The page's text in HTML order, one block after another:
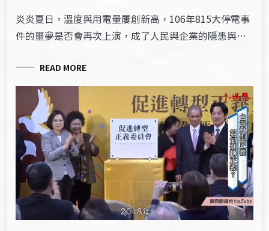
炎炎夏日，溫度與用電量屢創新高，106年815大停電事
件的噩夢是否會再次上演，成了人民與企業的隱患與…
READ MORE